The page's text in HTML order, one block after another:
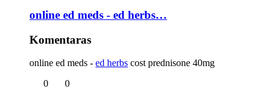
online ed meds - ed herbs…
Komentaras
online ed meds - ed herbs cost prednisone 40mg
0
0